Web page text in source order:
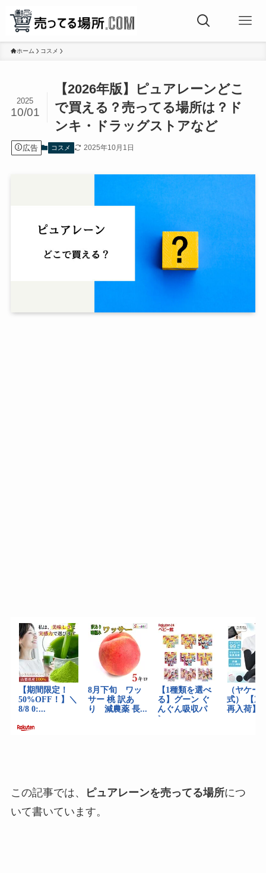
ホーム コスメ
【2026年版】ピュアレーンどこ
で買える？売ってる場所は？ド
ンキ・ドラッグストアなど
2025
10/01
広告 コスメ 2025年10月1日
この記事では、 ピュアレーンを売ってる場所につ
いて書いています。